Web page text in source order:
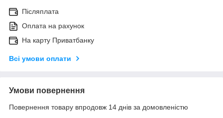
Післяплата
Оплата на рахунок
На карту Приватбанку
Всі умови оплати
Умови повернення
Повернення товару впродовж 14 днів за домовленістю